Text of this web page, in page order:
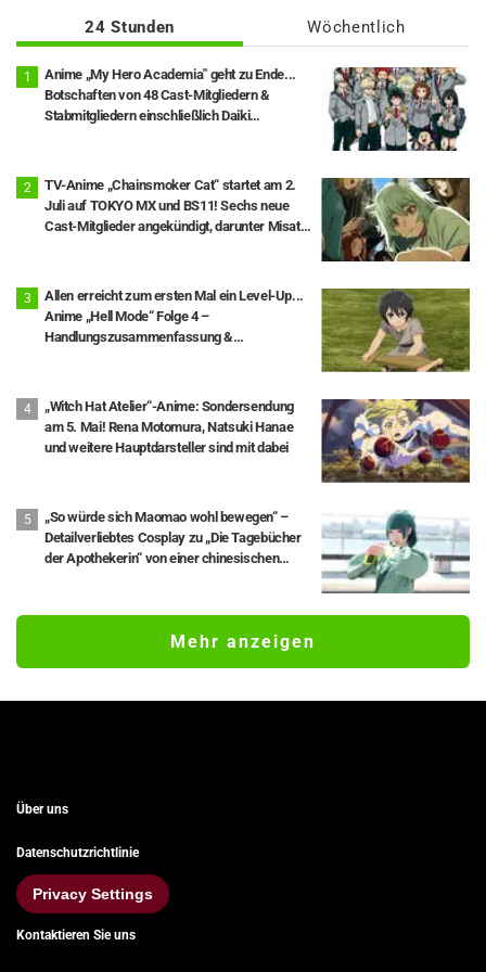
24 Stunden Wöchentlich
Anime „My Hero Academia" geht zu Ende...
Botschaften von 48 Cast-Mitgliedern &
Stabmitgliedern einschließlich Daiki
TV-Anime „Chainsmoker Cat“ startet am 2.
Juli auf TOKYO MX und BS11! Sechs neue
Cast-Mitglieder angekündigt, darunter Misato
Allen erreicht zum ersten Mal ein Level-Up...
Anime „Hell Mode“ Folge 4 –
Handlungszusammenfassung &
„Witch Hat Atelier“-Anime: Sondersendung
am 5. Mai! Rena Motomura, Natsuki Hanae
und weitere Hauptdarsteller sind mit dabei
„So würde sich Maomao wohl bewegen“ –
Detailverliebtes Cosplay zu „Die Tagebücher
der Apothekerin“ von einer chinesischen
Mehr anzeigen
Über uns
Datenschutzrichtlinie
Privacy Settings
Kontaktieren Sie uns